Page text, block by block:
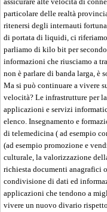
particolare delle realtà
ritenersi degli internauti
di portata di liquidi, ci
parliamo di kilo bit per
informazioni che riusciamo a
non è parlare di banda larga, è
Ma si può continuare a vivere
velocità? Le infrastrutture per
applicazioni e servizi
elenco. Insegnamento e
di telemedicina ( ad esempio
(ad esempio promozione e
culturale, la valorizzazione
richiesta documenti anagrafici
condivisione di dati ed
applicazioni che tendono a
vivere un nuovo divario